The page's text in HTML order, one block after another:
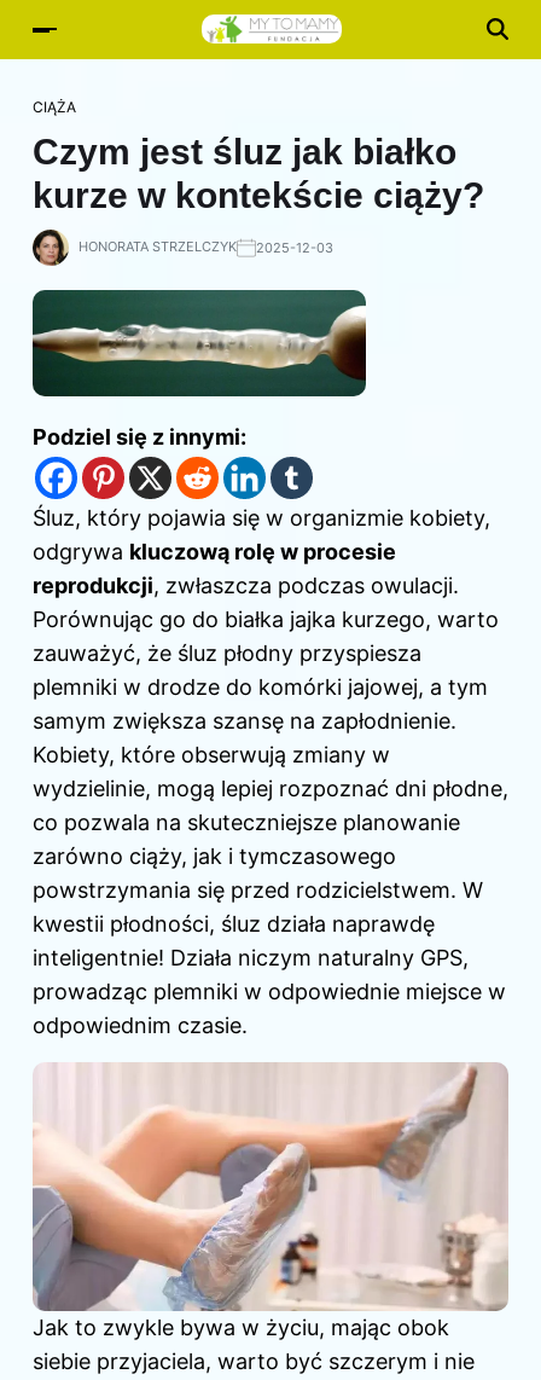
CIĄŻA
Czym jest śluz jak białko
kurze w kontekście ciąży?
HONORATA STRZELCZYK 2025-12-03
Podziel się z innymi:
Śluz, który pojawia się w organizmie kobiety,
odgrywa kluczową rolę w procesie
reprodukcji, zwłaszcza podczas owulacji.
Porównując go do białka jajka kurzego, warto
zauważyć, że śluz płodny przyspiesza
plemniki w drodze do komórki jajowej, a tym
samym zwiększa szansę na zapłodnienie.
Kobiety, które obserwują zmiany w
wydzielinie, mogą lepiej rozpoznać dni płodne,
co pozwala na skuteczniejsze planowanie
zarówno ciąży, jak i tymczasowego
powstrzymania się przed rodzicielstwem. W
kwestii płodności, śluz działa naprawdę
inteligentnie! Działa niczym naturalny GPS,
prowadząc plemniki w odpowiednie miejsce w
odpowiednim czasie.
Jak to zwykle bywa w życiu, mając obok
siebie przyjaciela, warto być szczerym i nie